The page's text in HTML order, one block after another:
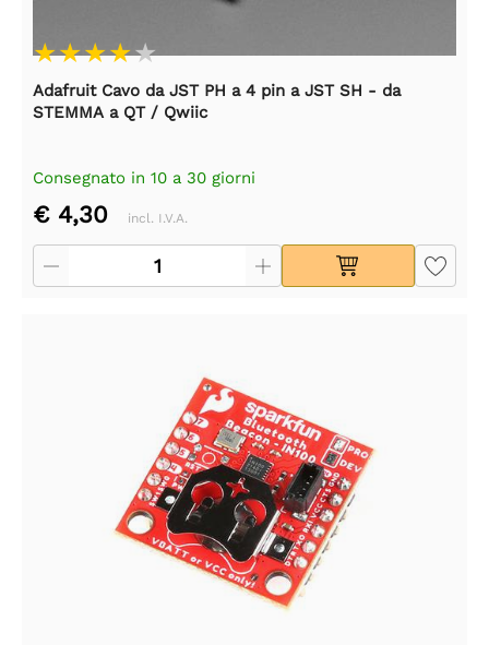
Adafruit Cavo da JST PH a 4 pin a JST SH - da
STEMMA a QT / Qwiic
Consegnato in 10 a 30 giorni
€ 4,30 incl. I.V.A.